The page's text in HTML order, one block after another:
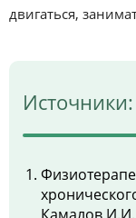
двигаться,
Источники:
Камалов